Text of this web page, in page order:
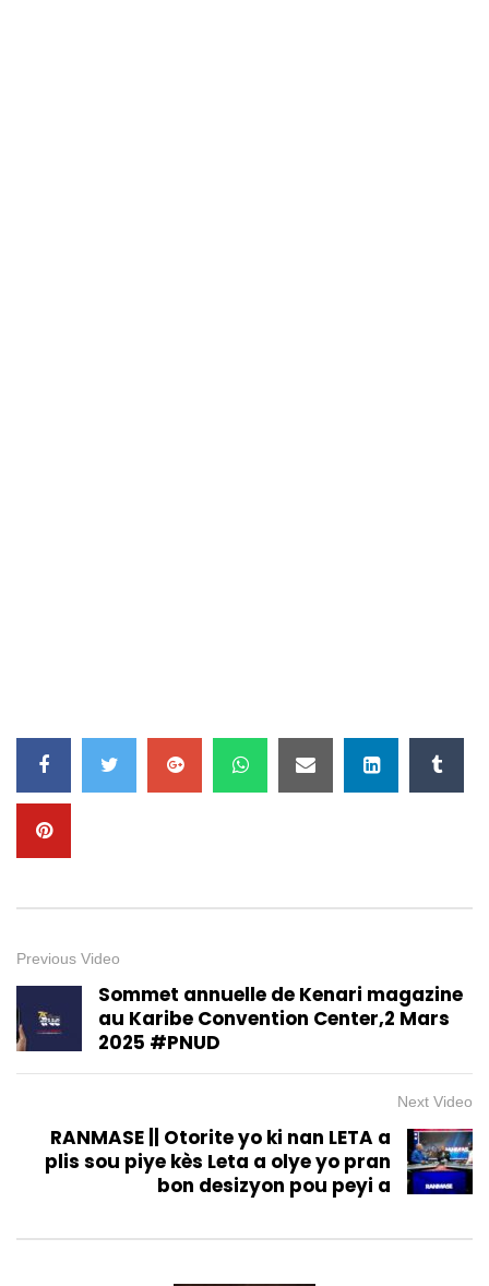
Previous Video
Sommet annuelle de Kenari magazine
au Karibe Convention Center,2 Mars
2025 #PNUD
Next Video
RANMASE || Otorite yo ki nan LETA a
plis sou piye kès Leta a olye yo pran
bon desizyon pou peyi a